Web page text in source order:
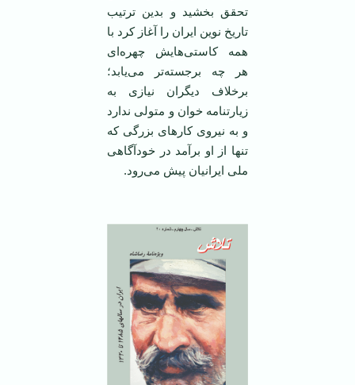
تحقق بخشید و بدین ترتیب
تاریخ نوین ایران را آغاز کرد با
همه کاستی‌هایش چهره‌ای
هر چه برجسته‌تر می‌یابد؛
برخلاف دیگران نیازی به
زیارتنامه خوان و متولی ندارد
و به نیروی کارهای بزرگی که
تنها از او برآمد در خودآگاهی
ملی ایرانیان پیش می‌رود.